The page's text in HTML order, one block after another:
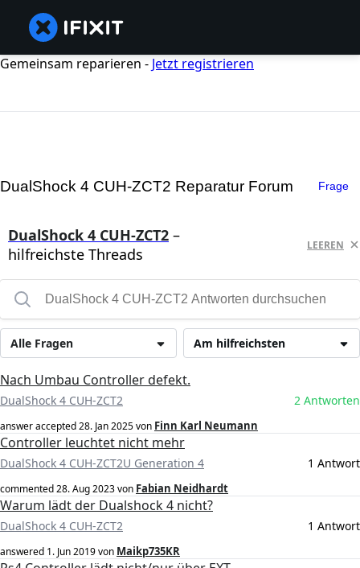
Gemeinsam reparieren - Jetzt registrieren
DualShock 4 CUH-ZCT2 Reparatur Forum Frage
DualShock 4 CUH-ZCT2 –
hilfreichste Threads
LEEREN
Am hilfreichsten
Alle Fragen
Nach Umbau Controller defekt.
DualShock 4 CUH-ZCT2 2 Antworten
answer accepted28. Jan 2025von Finn Karl Neumann
Controller leuchtet nicht mehr
DualShock 4 CUH-ZCT2U Generation 4 1 Antwort
commented28. Aug 2023von Fabian Neidhardt
Warum lädt der Dualshock 4 nicht?
DualShock 4 CUH-ZCT2 1 Antwort
answered 1. Jun 2019von Maikp735KR